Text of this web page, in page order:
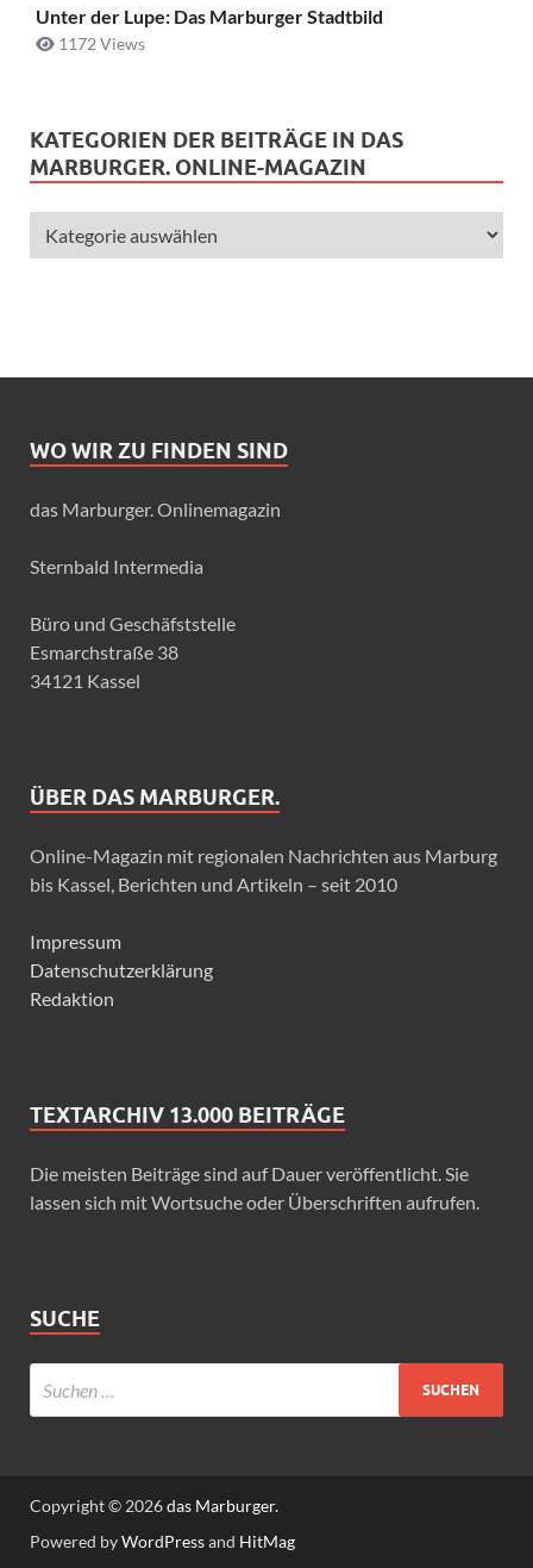
Unter der Lupe: Das Marburger Stadtbild
1172 Views
KATEGORIEN DER BEITRÄGE IN DAS
MARBURGER. ONLINE-MAGAZIN
WO WIR ZU FINDEN SIND
das Marburger. Onlinemagazin
Sternbald Intermedia
Büro und Geschäfststelle
Esmarchstraße 38
34121 Kassel
ÜBER DAS MARBURGER.
Online-Magazin mit regionalen Nachrichten aus Marburg
bis Kassel, Berichten und Artikeln – seit 2010
Impressum
Datenschutzerklärung
Redaktion
TEXTARCHIV 13.000 BEITRÄGE
Die meisten Beiträge sind auf Dauer veröffentlicht. Sie
lassen sich mit Wortsuche oder Überschriften aufrufen.
SUCHE
Copyright © 2026das Marburger.
Powered byWordPressand HitMag